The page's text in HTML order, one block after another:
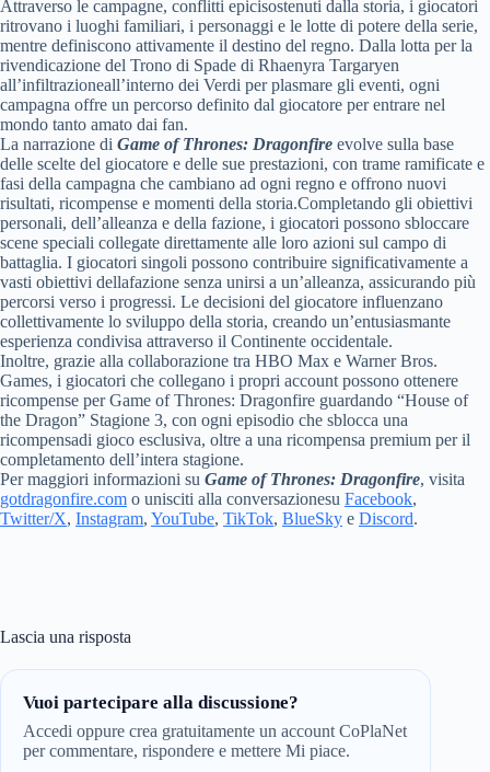
Attraverso le campagne, conflitti epicisostenuti dalla storia, i giocatori
ritrovano i luoghi familiari, i personaggi e le lotte di potere della serie,
mentre definiscono attivamente il destino del regno. Dalla lotta per la
rivendicazione del Trono di Spade di Rhaenyra Targaryen
all’infiltrazioneall’interno dei Verdi per plasmare gli eventi, ogni
campagna offre un percorso definito dal giocatore per entrare nel
mondo tanto amato dai fan.
La narrazione di Game of Thrones: Dragonfire evolve sulla base
delle scelte del giocatore e delle sue prestazioni, con trame ramificate e
fasi della campagna che cambiano ad ogni regno e offrono nuovi
risultati, ricompense e momenti della storia.Completando gli obiettivi
personali, dell’alleanza e della fazione, i giocatori possono sbloccare
scene speciali collegate direttamente alle loro azioni sul campo di
battaglia. I giocatori singoli possono contribuire significativamente a
vasti obiettivi dellafazione senza unirsi a un’alleanza, assicurando più
percorsi verso i progressi. Le decisioni del giocatore influenzano
collettivamente lo sviluppo della storia, creando un’entusiasmante
esperienza condivisa attraverso il Continente occidentale.
Inoltre, grazie alla collaborazione tra HBO Max e Warner Bros.
Games, i giocatori che collegano i propri account possono ottenere
ricompense per Game of Thrones: Dragonfire guardando “House of
the Dragon” Stagione 3, con ogni episodio che sblocca una
ricompensadi gioco esclusiva, oltre a una ricompensa premium per il
completamento dell’intera stagione.
Per maggiori informazioni su Game of Thrones: Dragonfire, visita
gotdragonfire.com o unisciti alla conversazionesu Facebook,
Twitter/X, Instagram, YouTube, TikTok, BlueSky e Discord.
Lascia una risposta
Vuoi partecipare alla discussione?
Accedi oppure crea gratuitamente un account CoPlaNet
per commentare, rispondere e mettere Mi piace.